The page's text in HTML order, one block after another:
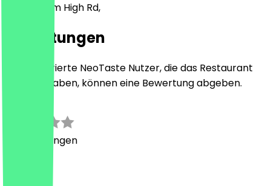
92A Balham High Rd,
Bewertungen
Nur registrierte NeoTaste Nutzer, die das Restaurant
besucht haben, können eine Bewertung abgeben.
Bewertungen